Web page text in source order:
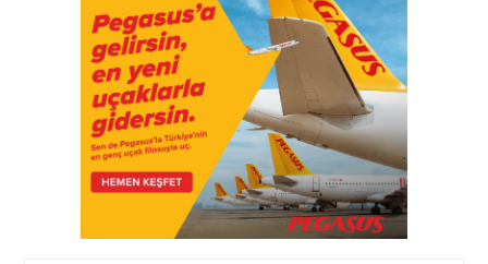
AIR ARABIA AILESI
BÜYÜYOR! 2026 AÇIK
POZISYONLAR
İŞ İLANLARI • 16 MAY 2026
YENI DÖNEM BAŞLIYOR VE
EKIP ARKADAŞLARI
ARANIYOR